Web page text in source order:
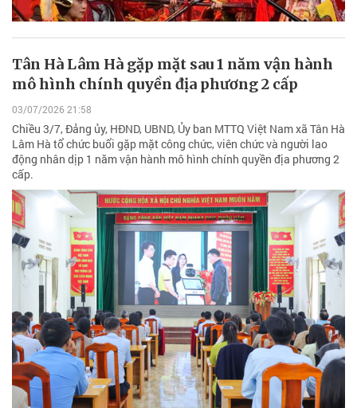
Tân Hà Lâm Hà gặp mặt sau 1 năm vận hành
mô hình chính quyền địa phương 2 cấp
03/07/2026 21:58
Chiều 3/7, Đảng ủy, HĐND, UBND, Ủy ban MTTQ Việt Nam xã Tân Hà
Lâm Hà tổ chức buổi gặp mặt công chức, viên chức và người lao
động nhân dịp 1 năm vận hành mô hình chính quyền địa phương 2
cấp.